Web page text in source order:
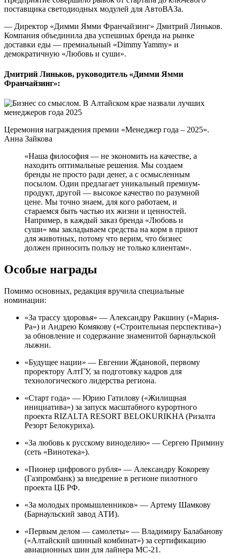
поставщика светодиодных модулей для АвтоВАЗа.
— Директор «Димми Ямми Франчайзинг» Дмитрий Линьков.
Компания объединила два успешных бренда на рынке
доставки еды — премиальный «Dimmy Yammy» и
демократичную «Любовь и суши».
Дмитрий Линьков, руководитель «Димми Ямми
Франчайзинг»:
Церемония награждения премии «Менеджер года – 2025».
Анна Зайкова
«Наша философия — не экономить на качестве, а
находить оптимальные решения. Мы создаем
бренды не просто ради денег, а с осмысленным
посылом. Один предлагает уникальный премиум-
продукт, другой — высокое качество по разумной
цене. Мы точно знаем, для кого работаем, и
стараемся быть частью их жизни и ценностей.
Например, в каждый заказ бренда «Любовь и
суши» мы закладываем средства на корм в приют
для животных, потому что верим, что бизнес
должен приносить пользу не только клиентам».
Особые награды
Помимо основных, редакция вручила специальные
номинации:
«За трассу здоровья» — Александру Ракшину («Мария-
Ра») и Андрею Комякову («Строительная перспектива»)
за обновление и содержание знаменитой барнаульской
лыжни.
«Будущее нации» — Евгении Ждановой, первому
проректору АлтГУ, за подготовку кадров для
технологического лидерства региона.
«Старт года» — Юрию Гатилову («Жилищная
инициатива») за запуск масштабного курортного
проекта RIZALTA RESORT BELOKURIKHA (Ризалта
Резорт Белокуриха).
«За любовь к русскому виноделию» — Сергею Примину
(сеть «Винотека»).
«Пионер цифрового рубля» — Александру Кокореву
(Газпромбанк) за внедрение в регионе пилотного
проекта ЦБ РФ.
«За молодых промышленников» — Артему Шамкову
(Барнаульский завод АТИ).
«Первым делом — самолеты» — Владимиру Балабанову
(«Алтайский шинный комбинат») за сертификацию
авиационных шин для лайнера МС-21.